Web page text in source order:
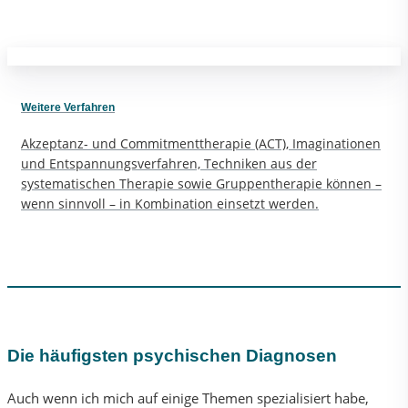
Weitere Verfahren
Akzeptanz- und Commitmenttherapie (ACT), Imaginationen
und Entspannungsverfahren, Techniken aus der
systematischen Therapie sowie Gruppentherapie können –
wenn sinnvoll – in Kombination einsetzt werden.
Die häufigsten psychischen Diagnosen
Auch wenn ich mich auf einige Themen spezialisiert habe,